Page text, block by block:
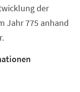
der
Jahr 775 anhand